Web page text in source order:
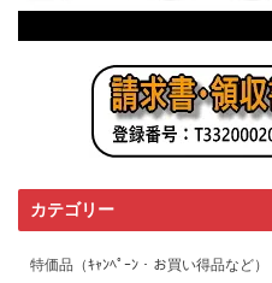
カテゴリー
特価品（ｷｬﾝﾍﾟｰﾝ・お買い得品など）